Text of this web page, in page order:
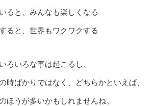
ると、みんなも楽しくなる
ると、世界もワクワクする
ろいろな事は起こるし、
時ばかりではなく、どちらかといえば、
ほうが多いかもしれませんね。